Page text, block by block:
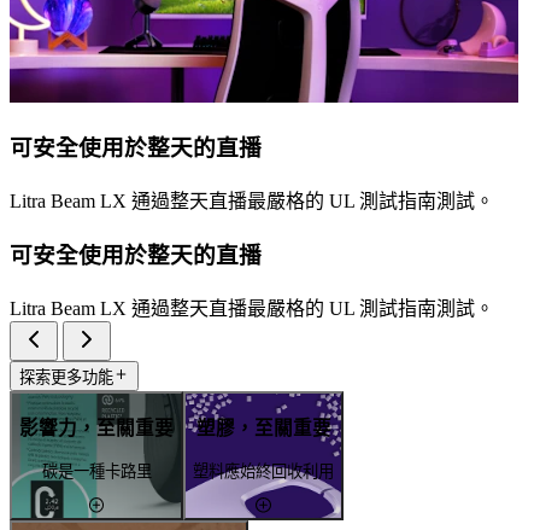
可安全使用於整天的直播
Litra Beam LX 通過整天直播最嚴格的 UL 測試指南測試。
可安全使用於整天的直播
Litra Beam LX 通過整天直播最嚴格的 UL 測試指南測試。
探索更多功能
影響力，至關重要
碳是一種卡路里
塑膠，至關重要
塑料應始終回收利用